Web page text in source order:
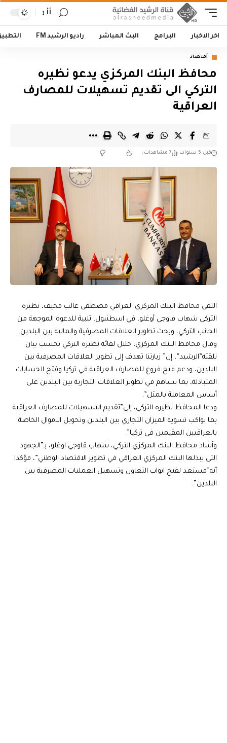
أأ
اخر الاخبار البرامج البث المباشر راديو الرشيد FM
أقتصاد
محافظ البنك المركزي يدعو نظيره
التركي الى تقديم تسهيلات للمصارف
العراقية
قبل 5 سنوات 7 مشاهدات
التقى محافظ البنك المركزي العراقي مصطفى غالب مخيف، نظيره
التركي شهاب قاوجي أوغلو، في اسطنبول، تلبية للدعوة الموجهة من
الجانب التركي، وبحث تطوير العلاقات المصرفية والمالية بين البلدين.
وقال محافظ البنك المركزي، خلال لقائه نظيره التركي بحسب بيان
تلقته”الرشيد”، إن” زيارتنا تهدف إلى تطوير العلاقات المصرفية بين
البلدين، ودعم فتح فروع للمصارف العراقية في تركيا وفتح الحسابات
المتبادلة، بما يساهم في تطوير العلاقات التجارية بين البلدين على
أساس المعاملة بالمثل”.
ودعا المحافظ نظيره التركي، إلى”تقديم التسهيلات للمصارف العراقية
بما يواكب تسوية الميزان التجاري بين البلدين وتحويل الاموال الخاصة
بالعراقيين المقيمين في تركيا”.
وأشاد محافظ البنك المركزي التركي، شهاب قاوجي اوغلو، بـ”الجهود
التي يبذلها البنك المركزي العراقي في تطوير الاقتصاد الوطني”، مؤكدا
أنه”مستعد لفتح ابواب التعاون وتسهيل العمليات المصرفية بين
البلدين”.